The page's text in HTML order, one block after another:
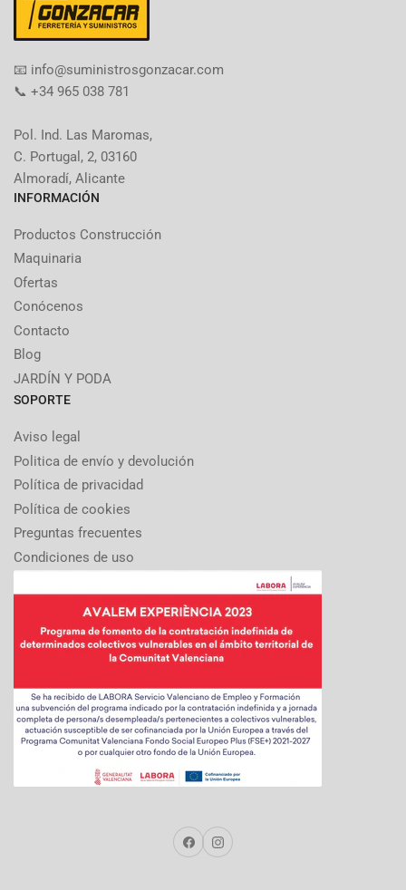
​📧​ info@suministrosgonzacar.com
📞 +34 965 038 781
Pol. Ind. Las Maromas,
C. Portugal, 2, 03160
Almoradí, Alicante
INFORMACIÓN
Productos Construcción
Maquinaria
Ofertas
Conócenos
Contacto
Blog
JARDÍN Y PODA
SOPORTE
Aviso legal
Politica de envío y devolución
Política de privacidad
Política de cookies
Preguntas frecuentes
Condiciones de uso
FacebookInstagram